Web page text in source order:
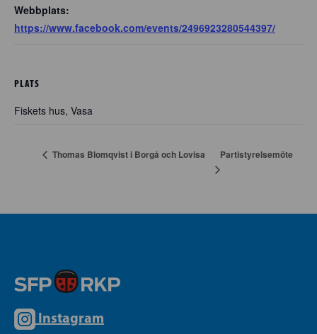
Webbplats:
https://www.facebook.com/events/2496923280544397/
PLATS
Fiskets hus, Vasa
Thomas Blomqvist i Borgå och Lovisa Partistyrelsemöte
Instagram